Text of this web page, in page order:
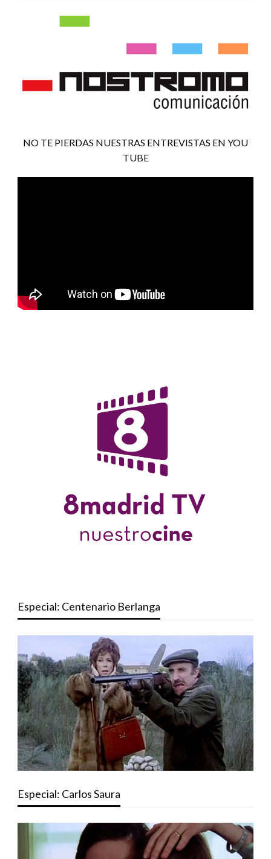
NO TE PIERDAS NUESTRAS ENTREVISTAS EN YOU
TUBE
Especial: Centenario Berlanga
Especial: Carlos Saura